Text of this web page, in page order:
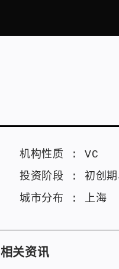
机构性质 : VC
投资阶段 : 初创期
城市分布 : 上海
相关资讯